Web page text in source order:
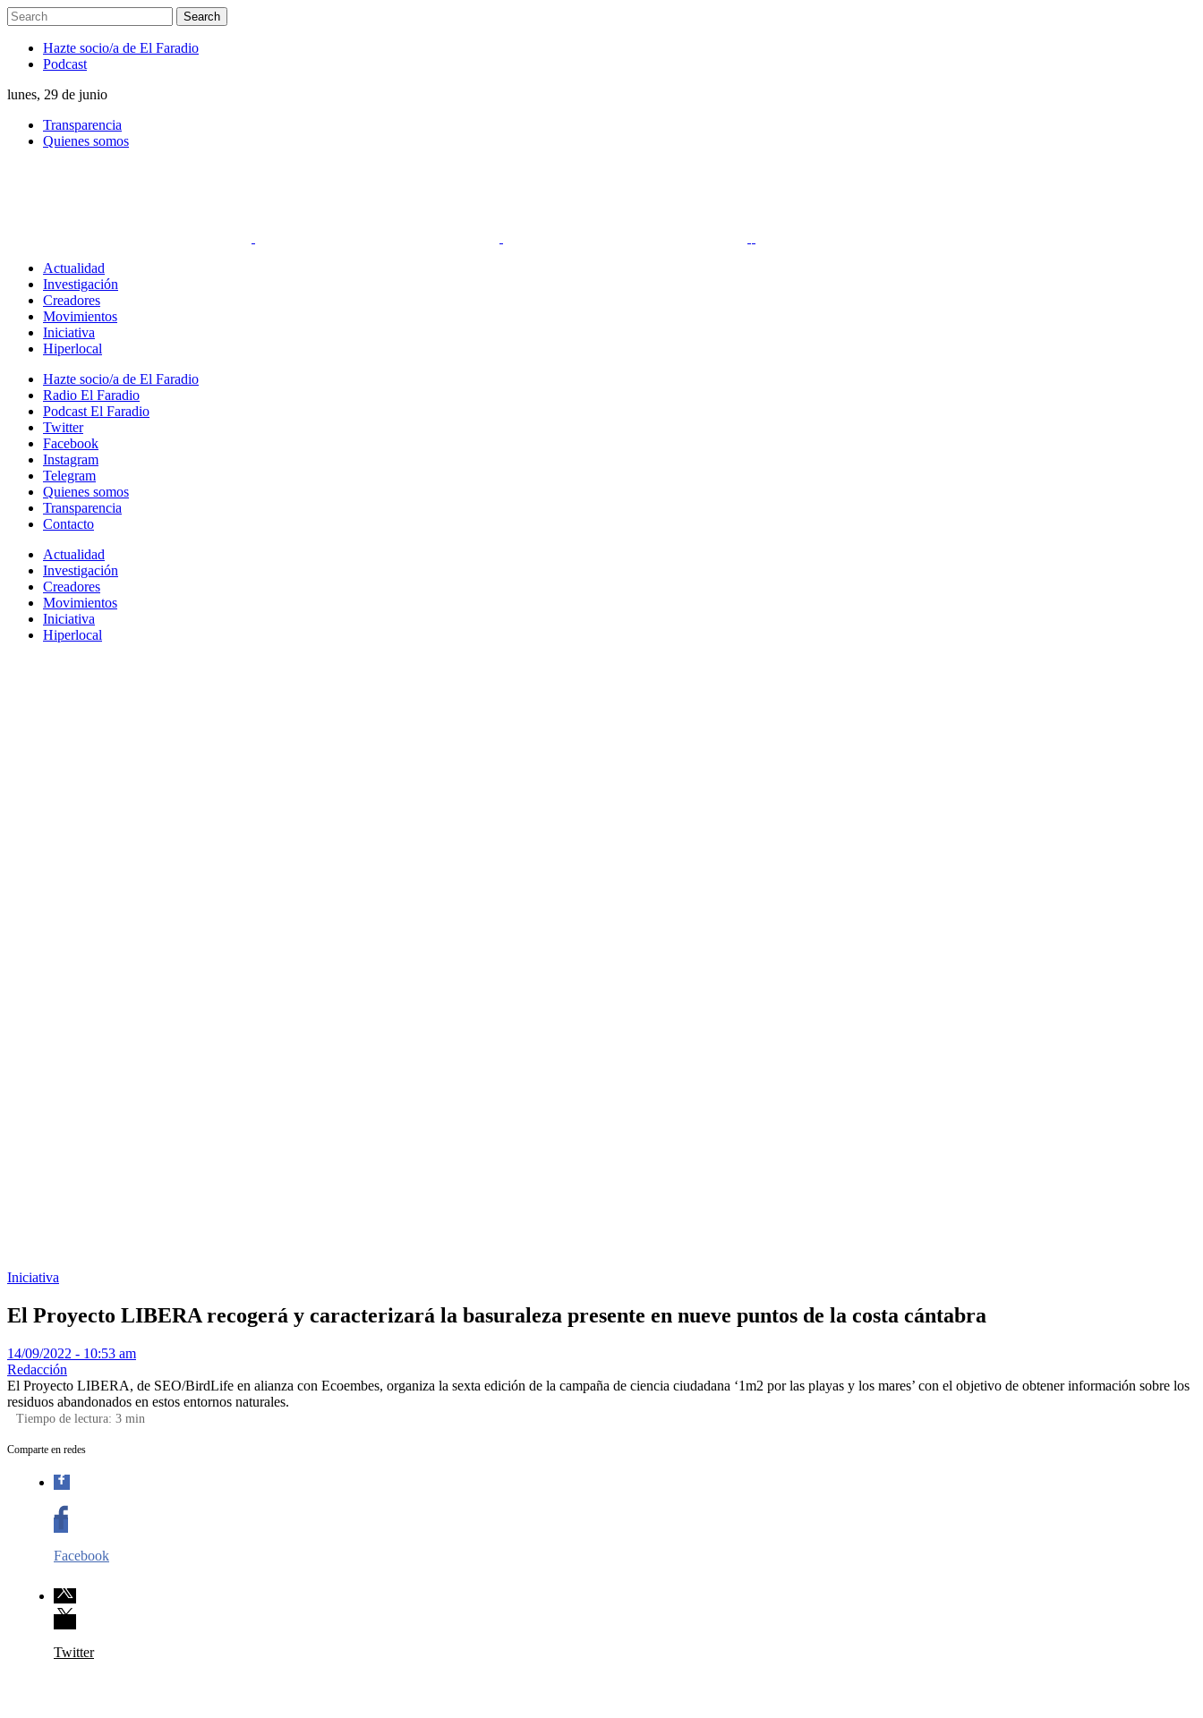
Hazte socio/a de El Faradio
Podcast
lunes, 29 de junio
Transparencia
Quienes somos
Actualidad
Investigación
Creadores
Movimientos
Iniciativa
Hiperlocal
Hazte socio/a de El Faradio
Radio El Faradio
Podcast El Faradio
Twitter
Facebook
Instagram
Telegram
Quienes somos
Transparencia
Contacto
Actualidad
Investigación
Creadores
Movimientos
Iniciativa
Hiperlocal
Iniciativa
El Proyecto LIBERA recogerá y caracterizará la basuraleza presente en nueve puntos de la costa cántabra
14/09/2022 - 10:53 am
Redacción
El Proyecto LIBERA, de SEO/BirdLife en alianza con Ecoembes, organiza la sexta edición de la campaña de ciencia ciudadana ‘1m2 por las playas y los mares’ con el objetivo de obtener información sobre los
residuos abandonados en estos entornos naturales.
Tiempo de lectura: 3 min
Comparte en redes
Facebook
Twitter